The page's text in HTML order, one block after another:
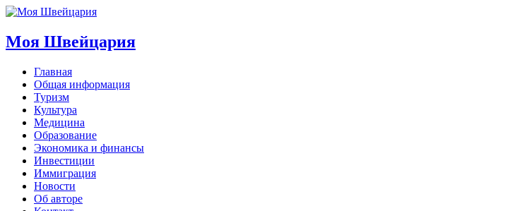
Моя Швейцария
Главная
Общая информация
Туризм
Культура
Медицина
Образование
Экономика и финансы
Инвестиции
Иммиграция
Новости
Об авторе